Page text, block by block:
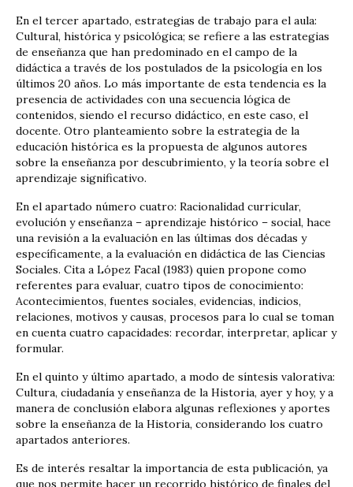
En el tercer apartado, estrategias de trabajo para el aula:
Cultural, histórica y psicológica; se refiere a las estrategias
de enseñanza que han predominado en el campo de la
didáctica a través de los postulados de la psicología en los
últimos 20 años. Lo más importante de esta tendencia es la
presencia de actividades con una secuencia lógica de
contenidos, siendo el recurso didáctico, en este caso, el
docente. Otro planteamiento sobre la estrategia de la
educación histórica es la propuesta de algunos autores
sobre la enseñanza por descubrimiento, y la teoría sobre el
aprendizaje significativo.
En el apartado número cuatro: Racionalidad curricular,
evolución y enseñanza – aprendizaje histórico – social, hace
una revisión a la evaluación en las últimas dos décadas y
específicamente, a la evaluación en didáctica de las Ciencias
Sociales. Cita a López Facal (1983) quien propone como
referentes para evaluar, cuatro tipos de conocimiento:
Acontecimientos, fuentes sociales, evidencias, indicios,
relaciones, motivos y causas, procesos para lo cual se toman
en cuenta cuatro capacidades: recordar, interpretar, aplicar y
formular.
En el quinto y último apartado, a modo de síntesis valorativa:
Cultura, ciudadanía y enseñanza de la Historia, ayer y hoy, y a
manera de conclusión elabora algunas reflexiones y aportes
sobre la enseñanza de la Historia, considerando los cuatro
apartados anteriores.
Es de interés resaltar la importancia de esta publicación, ya
que nos permite hacer un recorrido histórico de finales del